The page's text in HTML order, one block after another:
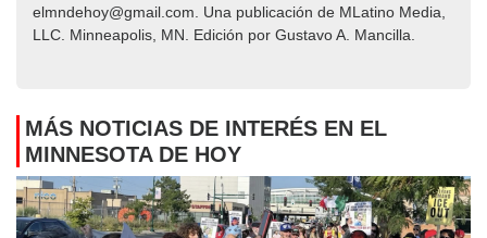
elmndehoy@gmail.com. Una publicación de MLatino Media,
LLC. Minneapolis, MN. Edición por Gustavo A. Mancilla.
MÁS NOTICIAS DE INTERÉS EN EL
MINNESOTA DE HOY